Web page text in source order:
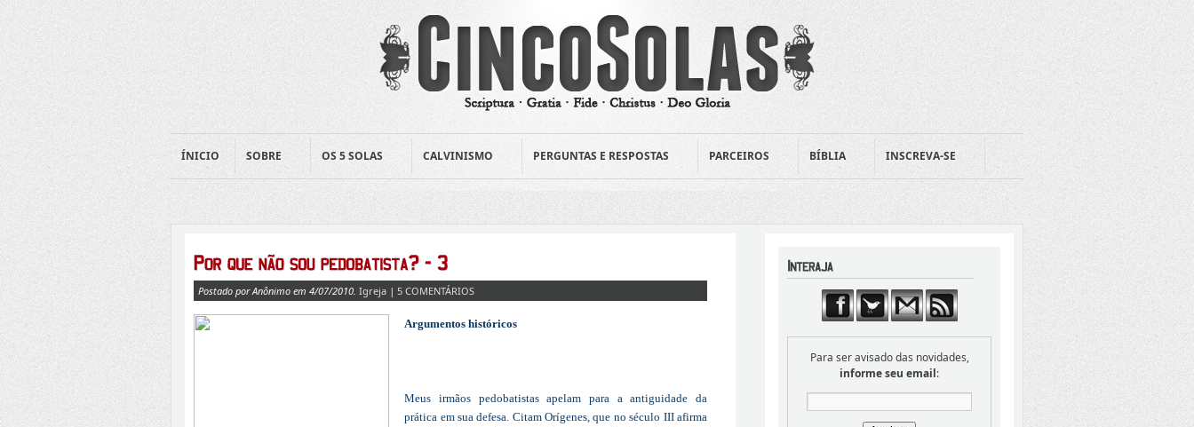
ÍNICIO SOBRE OS 5 SOLAS CALVINISMO PERGUNTAS E RESPOSTAS PARCEIROS BÍBLIA INSCREVA-SE
Para ser avisado das novidades,
informe seu email:
Postado por Anônimo em 4/07/2010. Igreja | 5 COMENTÁRIOS
Argumentos históricos
Meus irmãos pedobatistas apelam para a antiguidade da
prática em sua defesa. Citam Orígenes, que no século III afirma